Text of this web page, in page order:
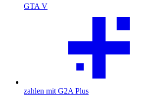
GTA V
zahlen mit G2A Plus